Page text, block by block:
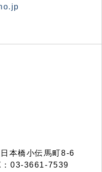
本橋小伝馬町8-6
03-3661-7539